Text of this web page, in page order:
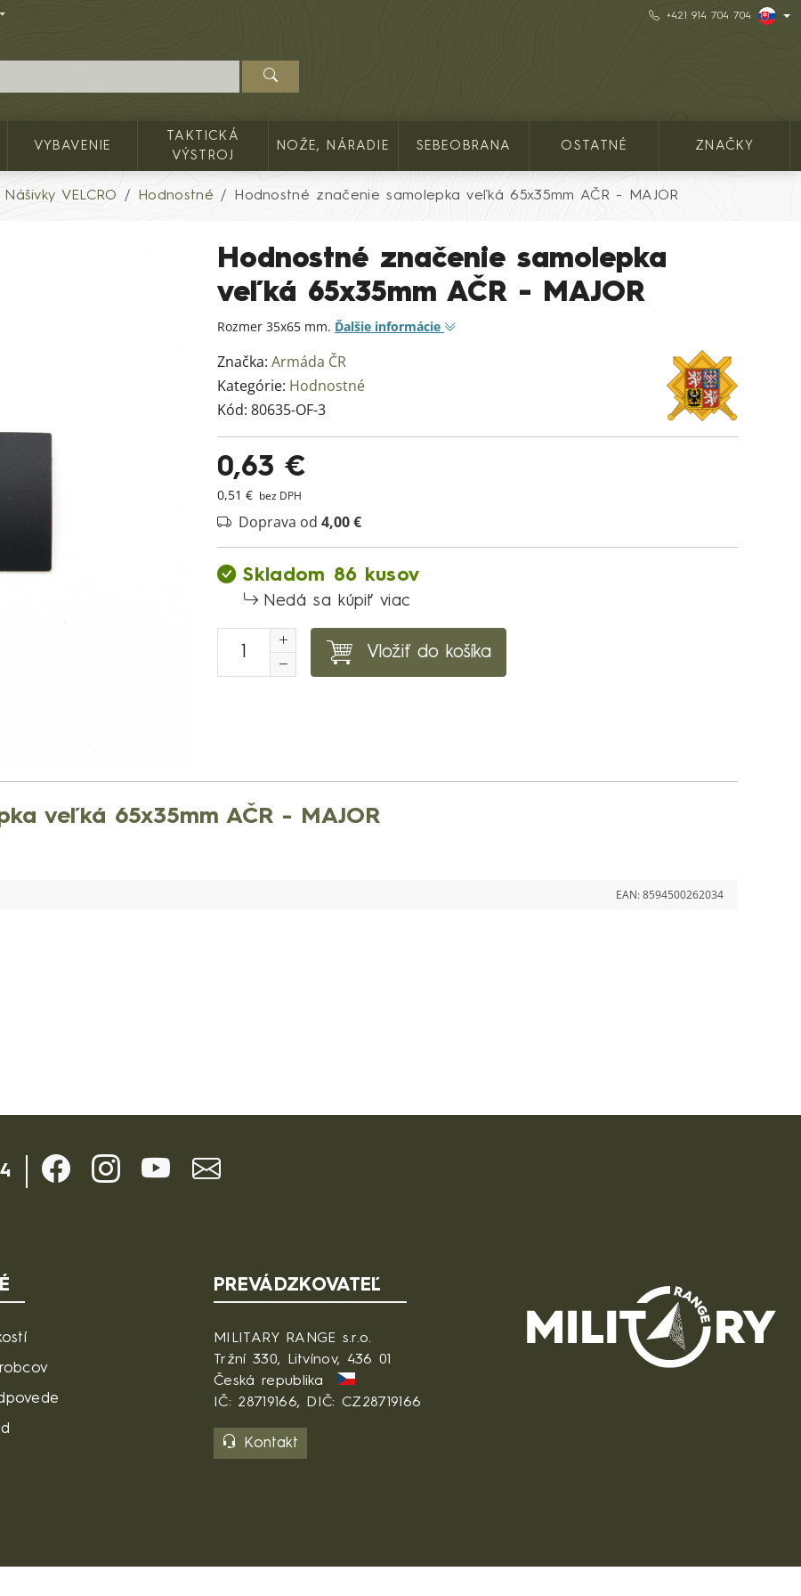
+421 914 704 704
VYBAVENIE
TAKTICKÁ
VÝSTROJ
NOŽE, NÁRADIE SEBEOBRANA OSTATNÉ ZNAČKY
Nášivky VELCRO Hodnostné Hodnostné značenie samolepka veľká 65x35mm AČR - MAJOR
Hodnostné značenie samolepka
veľká 65x35mm AČR - MAJOR
Rozmer 35x65 mm. Ďalšie informácie
Značka: Armáda ČR
Kategórie: Hodnostné
Kód: 80635-OF-3
0,63 €
0,51 € bez DPH
Doprava od 4,00 €
Skladom 86 kusov
Nedá sa kúpiť viac
Vložiť do košíka
veľká 65x35mm AČR - MAJOR
EAN:8594500262034
PREVÁDZKOVATEĽ
MILITARY RANGE s.r.o.
Tržní 330, Litvínov, 436 01
Česká republika
IČ: 28719166, DIČ: CZ28719166
Kontakt